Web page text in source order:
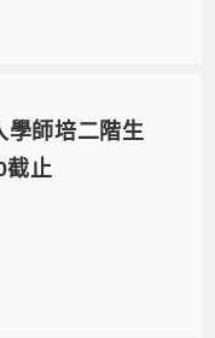
學師培二階生
截止